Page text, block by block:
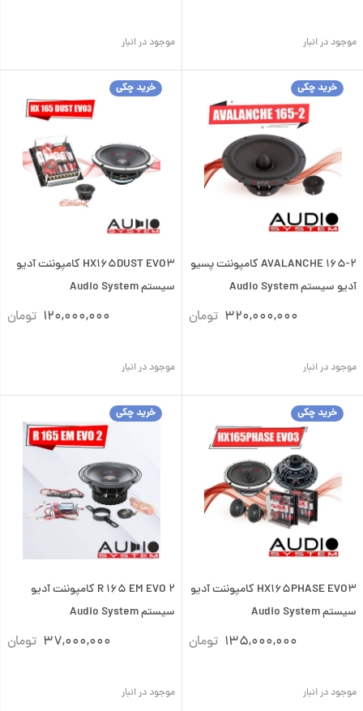
موجود در انبار موجود در انبار
خرید چکی
AVALANCHE 165-2 کامپوننت پسیو
آدیو سیستم Audio System
320,000,000 تومان
موجود در انبار
خرید چکی
HX165DUST EVO3 کامپوننت آدیو
سیستم Audio System
120,000,000 تومان
موجود در انبار
خرید چکی
HX165PHASE EVO3 کامپوننت آدیو
سیستم Audio System
135,000,000 تومان
موجود در انبار
خرید چکی
R 165 EM EVO 2 کامپوننت آدیو
سیستم Audio System
37,000,000 تومان
موجود در انبار